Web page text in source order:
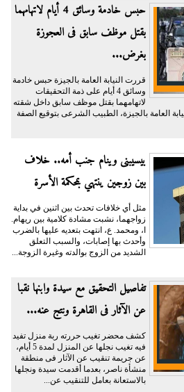
حبس خادمة وسائق 4 أيام لاتهامهما
بقتل موظف سابق فى العجوزة
بغرض...
قررت النيابة العامة بالجيزة حبس خادمة
وسائق 4 أيام على ذمة التحقيقات
لاتهامهما بقتل موظف سابق داخل شقته
العامة بالجيزة، الطبيب الشرعى بتوقيع الصفة
بيسيبنى وينام جنب أمه.. خلاف
بين زوجين ينتهي بمحكمة الأسرة
مثل أي خلافات تحدث بين اثنين في بداية
زواجهما، نشبت مشادة كلامية بين ريهام.
ا، ومحمد. ع، انتهت بتعديه عليها بالضرب
وأحدث بها إصابات، والسبب التعلق
الشديد من الزوج بوالدته وغيرة الزوجة...
تفاصيل التحقيق مع سيدة وابنها نقبا
عن الآثار فى القاهرة ونتج عنه...
كشف محضر تغيب حررته ربة منزل تفيد
فيه تغيب نجلها عن المنزل لمدة 5 أيام،
عن جريمة تنقيب عن الآثار فى منطقة
منشأة ناصر، بعدما أقدمت سيدة ونجلها
بالاستعانة بعامل للتنقيب عن...